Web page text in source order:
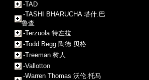
-TAD
-TASHI BHARUCHA 塔什.巴
鲁查
-Terzuola 特左拉
-Todd Begg 陶德.贝格
-Treeman 树人
-Vallotton
-Warren Thomas 沃伦.托马